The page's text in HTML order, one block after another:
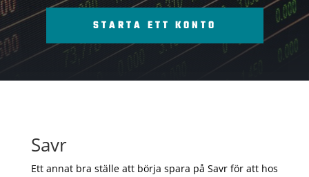
STARTA ETT KONTO
Savr
Ett annat bra ställe att börja spara på Savr för att hos